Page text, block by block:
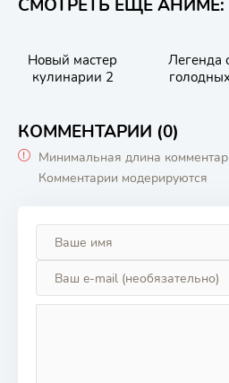
СМОТРЕТЬ ЕЩЁ АНИМЕ:
Новый мастер
кулинарии 2
Легенда
КОММЕНТАРИИ (0)
Минимальная длина
Комментарии модерируются